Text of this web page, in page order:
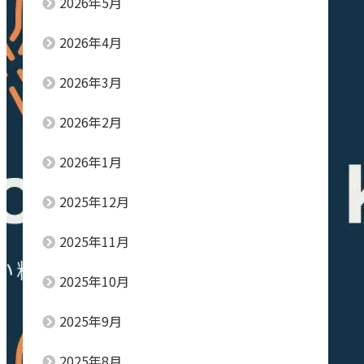
2026年4月
2026年3月
2026年2月
2026年1月
2025年12月
2025年11月
2025年10月
2025年9月